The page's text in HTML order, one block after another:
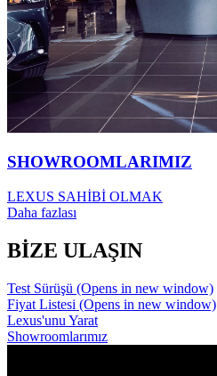
SHOWROOMLARIMIZ
LEXUS SAHİBİ OLMAK
Daha fazlası
BİZE ULAŞIN
Test Sürüşü (Opens in new window)
Fiyat Listesi (Opens in new window)
Lexus'unu Yarat
Showroomlarımız